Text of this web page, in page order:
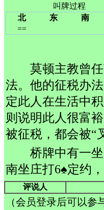
叫牌过程
北
东 南
==
莫顿主教曾
法。他的征税办
定此人在生活中
则说明此人很富
被征税，都会被“
桥牌中有一
南坐庄打6♠定约
评说人
（会员登录后可以参